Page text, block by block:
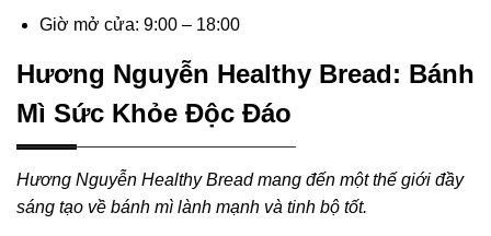
Giờ mở cửa: 9:00 – 18:00
Hương Nguyễn Healthy Bread: Bánh
Mì Sức Khỏe Độc Đáo
Hương Nguyễn Healthy Bread mang đến một thế giới đầy
sáng tạo về bánh mì lành mạnh và tinh bộ tốt.